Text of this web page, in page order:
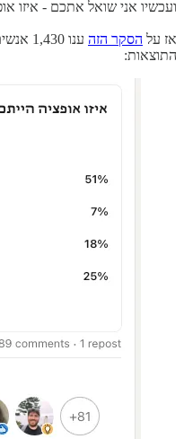
ועכשיו אני שואל אתכם - איזו
אז על הסקר הזה
ענו
התוצאות: